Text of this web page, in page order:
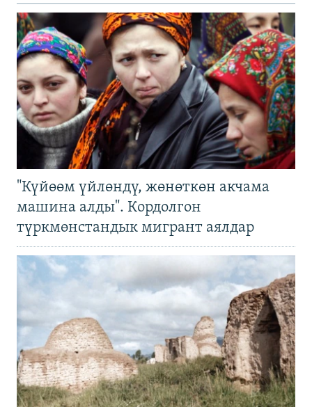
"Күйөөм үйлөндү, жөнөткөн акчама
машина алды". Кордолгон
түркмөнстандык мигрант аялдар